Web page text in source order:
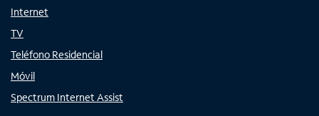
Internet
TV
Teléfono Residencial
Móvil
Spectrum Internet Assist